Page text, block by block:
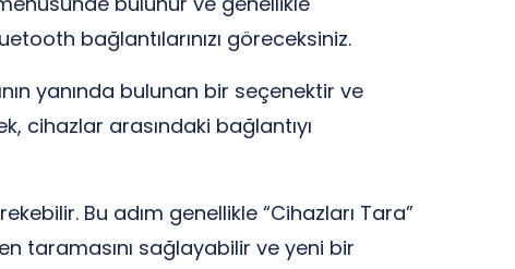
bağlantılarınızı göreceksiniz.
yanında bulunan bir seçenektir ve
cihazlar arasındaki bağlantıyı
Bu adım genellikle “Cihazları Tara”
taramasını sağlayabilir ve yeni bir